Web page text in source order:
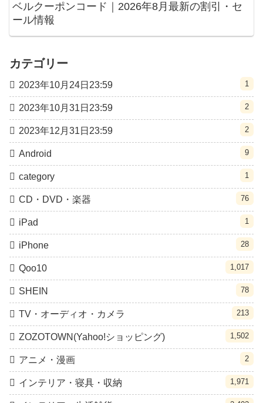
ベルクーポンコード｜2026年8月最新の割引・セ
ール情報
カテゴリー
2023年10月24日23:59 1
2023年10月31日23:59 2
2023年12月31日23:59 2
Android 9
category 1
CD・DVD・楽器 76
iPad 1
iPhone 28
Qoo10 1,017
SHEIN 78
TV・オーディオ・カメラ 213
ZOZOTOWN(Yahoo!ショッピング) 1,502
アニメ・漫画 2
インテリア・寝具・収納 1,971